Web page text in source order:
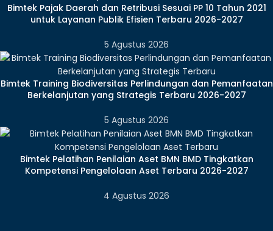
Bimtek Pajak Daerah dan Retribusi Sesuai PP 10 Tahun 2021
untuk Layanan Publik Efisien Terbaru 2026-2027
5 Agustus 2026
Bimtek Training Biodiversitas Perlindungan dan Pemanfaatan
Berkelanjutan yang Strategis Terbaru 2026-2027
5 Agustus 2026
Bimtek Pelatihan Penilaian Aset BMN BMD Tingkatkan
Kompetensi Pengelolaan Aset Terbaru 2026-2027
4 Agustus 2026